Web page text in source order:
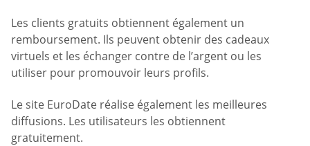
Les clients gratuits obtiennent également un
remboursement. Ils peuvent obtenir des cadeaux
virtuels et les échanger contre de l’argent ou les
utiliser pour promouvoir leurs profils.
Le site EuroDate réalise également les meilleures
diffusions. Les utilisateurs les obtiennent
gratuitement.